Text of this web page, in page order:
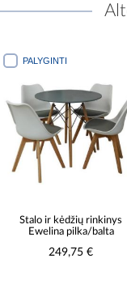
PALYGINTI
Euzebia 1+4 stalo ir
komplektas
379,75 €